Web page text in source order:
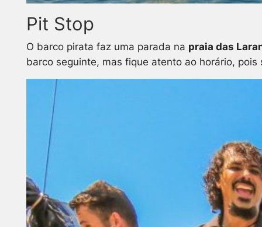
Pit Stop
O barco pirata faz uma parada na praia das
barco seguinte, mas fique atento ao horário,